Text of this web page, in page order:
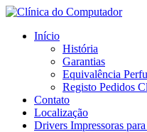
Início
História
Garantias
Equivalência
Registo Pedidos
Contato
Localização
Drivers Impressoras